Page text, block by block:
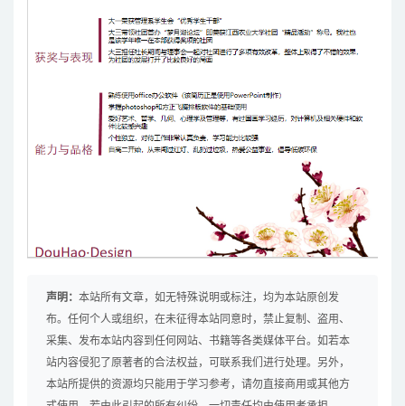
声明： 本站所有文章，如无特殊说明或标注，均为本站原创发
布。任何个人或组织，在未征得本站同意时，禁止复制、盗用、
采集、发布本站内容到任何网站、书籍等各类媒体平台。如若本
站内容侵犯了原著者的合法权益，可联系我们进行处理。另外，
本站所提供的资源均只能用于学习参考，请勿直接商用或其他方